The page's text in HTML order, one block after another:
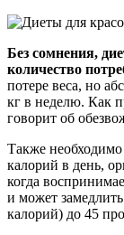
Без сомнения,
количество
потере веса, но
кг в неделю. Как
говорит об
Также
калорий в день,
когда
и может
калорий) до 45